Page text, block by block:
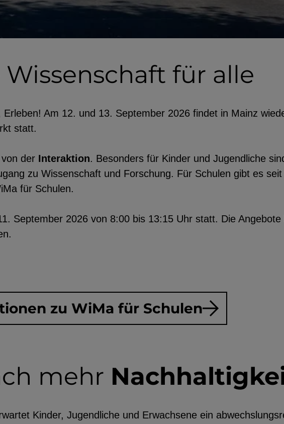
für alle
Am 12. und 13. September 2026 findet in Mainz
statt.
der Interaktion. Besonders für Kinder und Jugendliche
zu Wissenschaft und Forschung. Für Schulen gibt es
für Schulen.
September 2026 von 8:00 bis 13:15 Uhr statt. Die Angebote
zu WiMa für Schulen
mehr
Kinder, Jugendliche und Erwachsene ein